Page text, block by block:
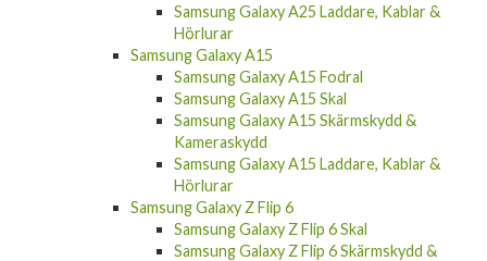
Samsung Galaxy A25 Laddare, Kablar &
Hörlurar
Samsung Galaxy A15
Samsung Galaxy A15 Fodral
Samsung Galaxy A15 Skal
Samsung Galaxy A15 Skärmskydd &
Kameraskydd
Samsung Galaxy A15 Laddare, Kablar &
Hörlurar
Samsung Galaxy Z Flip 6
Samsung Galaxy Z Flip 6 Skal
Samsung Galaxy Z Flip 6 Skärmskydd &